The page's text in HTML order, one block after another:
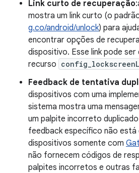
Link curto de recuperação
mostra um link curto (o
g.co/android/unlock) para
encontrar opções de
dispositivo. Esse link pode
recurso
Feedback de tentativa
dispositivos com uma
sistema mostra uma
um palpite incorreto
feedback específico não está
dispositivos somente com
não fornecem códigos de
palpites incorretos e outras